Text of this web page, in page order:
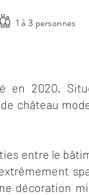
1 à 3 personnes
en 2020.
château
entre le
décoration